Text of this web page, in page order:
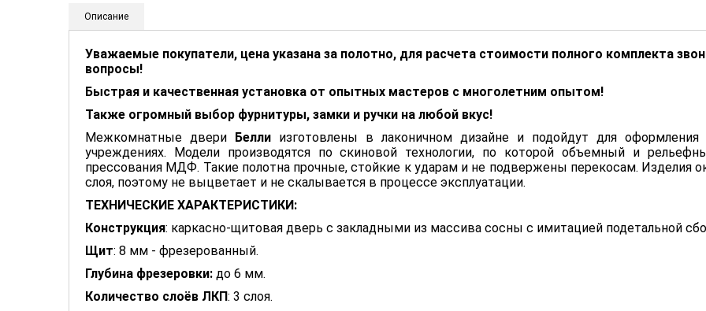
Описание
Уважаемые покупатели, цена указана за полотно, для расчета стоимости полного комплекта
вопросы!
Быстрая и качественная установка от опытных мастеров с многолетним опытом!
Также огромный выбор фурнитуры, замки и ручки на любой вкус!
Межкомнатные двери Белли изготовлены в лаконичном дизайне и подойдут для
учреждениях. Модели производятся по скиновой технологии, по которой объемный и
прессования МДФ. Такие полотна прочные, стойкие к ударам и не подвержены перекосам. Изделия
слоя, поэтому не выцветает и не скалывается в процессе эксплуатации.
ТЕХНИЧЕСКИЕ ХАРАКТЕРИСТИКИ:
Конструкция: каркасно-щитовая дверь с закладными из массива сосны с имитацией подетальной
Щит: 8 мм - фрезерованный.
Глубина фрезеровки: до 6 мм.
Количество слоёв ЛКП: 3 слоя.